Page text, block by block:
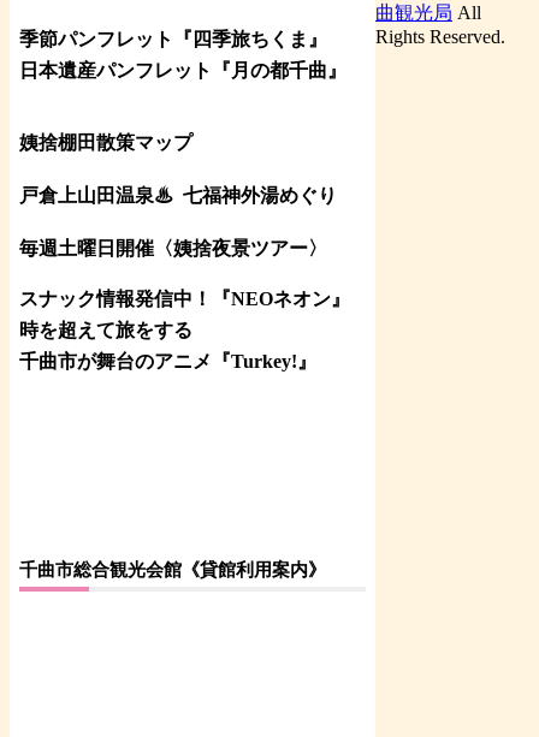
季節パンフレット『四季旅ちくま』
日本遺産パンフレット
『月の都千曲 』
姨捨棚田散策マップ
戸倉上山田温泉♨ 七福神外湯めぐり
毎週土曜日開催〈姨捨夜景ツアー〉
スナック情報発信中！『NEOネオン』
時を超えて旅をする
千曲市が舞台のアニメ『Turkey!』
千曲市総合観光会館《貸館利用案内》
曲観光局 All
Rights Reserved.